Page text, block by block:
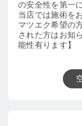
の安全性を第一
当店では施術を
マツエク希望の
された方はお知
能性有ります】